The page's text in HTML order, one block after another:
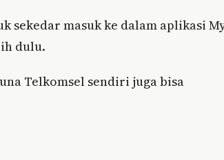
sekedar masuk ke dalam aplikasi
dulu.
Telkomsel sendiri juga bisa